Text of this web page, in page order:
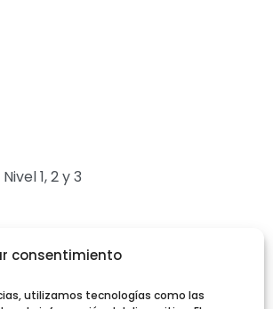
consentimiento
utilizamos tecnologías como las
1, 2 y 3